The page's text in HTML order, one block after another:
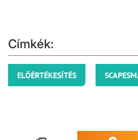
Címkék:
ELŐÉRTÉKESÍTÉS